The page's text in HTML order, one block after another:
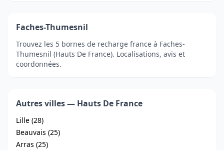
Faches-Thumesnil
Trouvez les 5 bornes de recharge france à Faches-
Thumesnil (Hauts De France). Localisations, avis et
coordonnées.
Autres villes — Hauts De France
Lille (28)
Beauvais (25)
Arras (25)